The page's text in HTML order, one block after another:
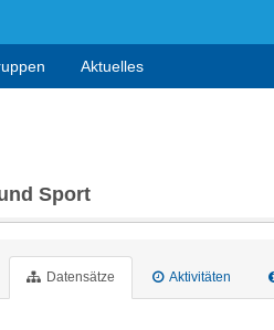
Aktuelles
Sport
Datensätze Aktivitäten